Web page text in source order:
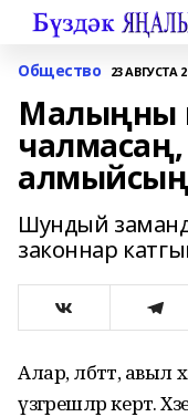
Общество 23 АВГУСТА
Малыңны
чалмасаң,
Шундый
законнар
Алар, әлбәттә,
үзгәрешләр кертә.